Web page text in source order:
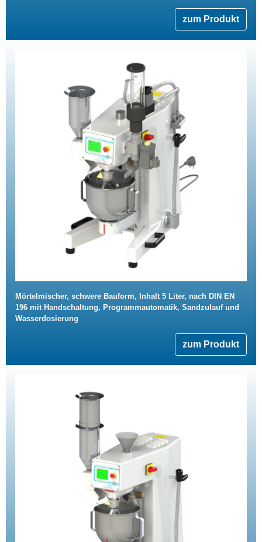
zum Produkt
Mörtelmischer, schwere Bauform, Inhalt 5 Liter, nach DIN EN
196 mit Handschaltung, Programmautomatik, Sandzulauf und
Wasserdosierung
zum Produkt